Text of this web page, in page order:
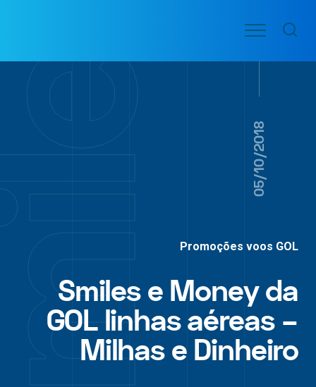
conteúdo
VOO
AÉREAS
Menu
05/10/2018
Promoções voos GOL
Smiles e Money da
GOL linhas aéreas –
Milhas e Dinheiro